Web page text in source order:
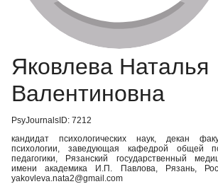
Яковлева Наталья
Валентиновна
PsyJournalsID: 7212
кандидат психологических наук, декан
психологии, заведующая кафедрой общей
педагогики, Рязанский государственный
имени академика И.П. Павлова, Рязань,
yakovleva.nata2@gmail.com